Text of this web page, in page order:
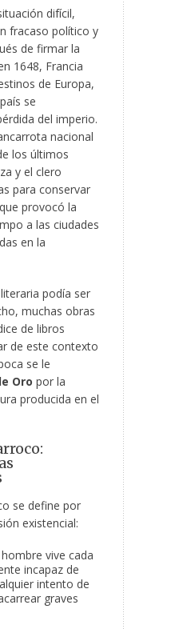
difícil,
fracaso político y
de firmar la
1648, Francia
de Europa,
se
del imperio.
nacional
los últimos
y el clero
para conservar
provocó la
a las ciudades
en la
podía ser
muchas obras
de libros
de este contexto
se le
Oro por la
producida en el
se define por
existencial:
hombre vive cada
incapaz de
intento de
graves